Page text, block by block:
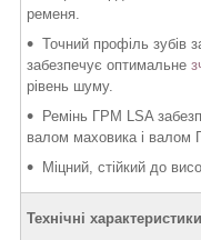
ременя.
Точний профіль зубів
забезпечує оптимальне
рівень шуму.
Ремінь ГРМ LSA
валом маховика і валом
Міцний, стійкий до
Технічні